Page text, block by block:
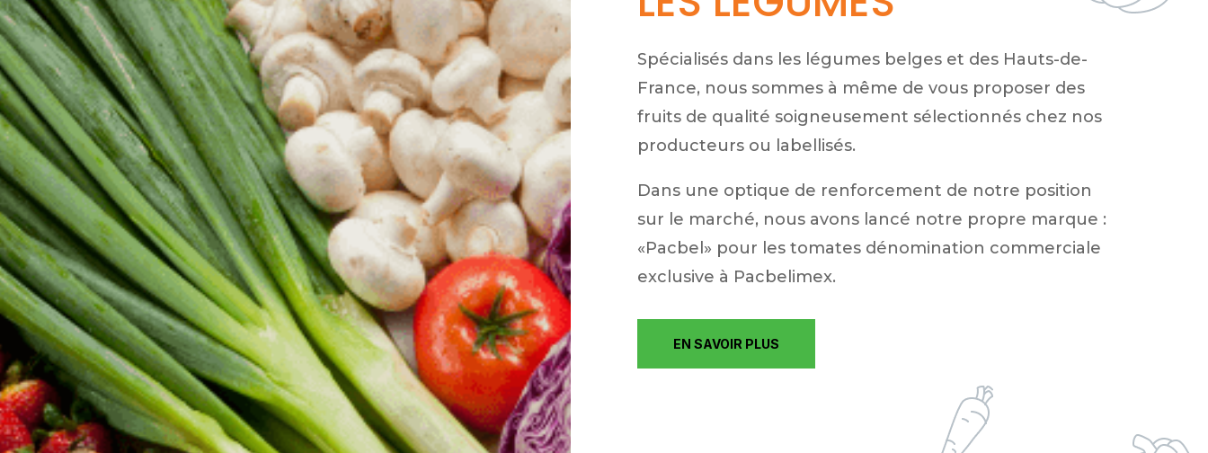
Spécialisés dans les légumes belges et des Hauts-de-
France, nous sommes à même de vous proposer des
fruits de qualité soigneusement sélectionnés chez nos
producteurs ou labellisés.
Dans une optique de renforcement de notre position
sur le marché, nous avons lancé notre propre marque :
«Pacbel» pour les tomates dénomination commerciale
exclusive à Pacbelimex.
EN SAVOIR PLUS